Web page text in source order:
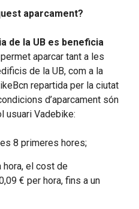
aparcament?
de la UB es beneficia
aparcar tant a les
de la UB, com a la
repartida per la ciutat
d’aparcament són
usuari Vadebike:
8 primeres hores;
hora, el cost de
€ per hora, fins a un